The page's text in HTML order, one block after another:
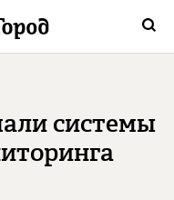
системы